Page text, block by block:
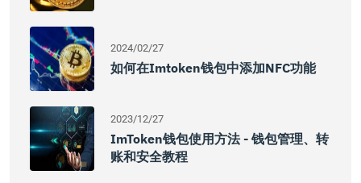
2024/02/27
如何在imtoken钱包中添加NFC功能
2023/12/27
ImToken钱包使用方法 - 钱包管理、转
账和安全教程